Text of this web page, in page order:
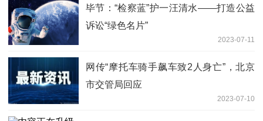
毕节：“检察蓝”护一汪清水——打造公益
诉讼“绿色名片”
2023-07-11
网传“摩托车骑手飙车致2人身亡”，北京
市交管局回应
2023-07-10